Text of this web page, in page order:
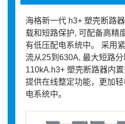
海格新一代 h3+ 塑壳断路
载和短路保护, 可配备高精
有低压配电系统中。 采用
流从25到630A, 最大短路
110kA.h3+ 塑壳断路器内
提供在线整定功能，更加
电系统中。